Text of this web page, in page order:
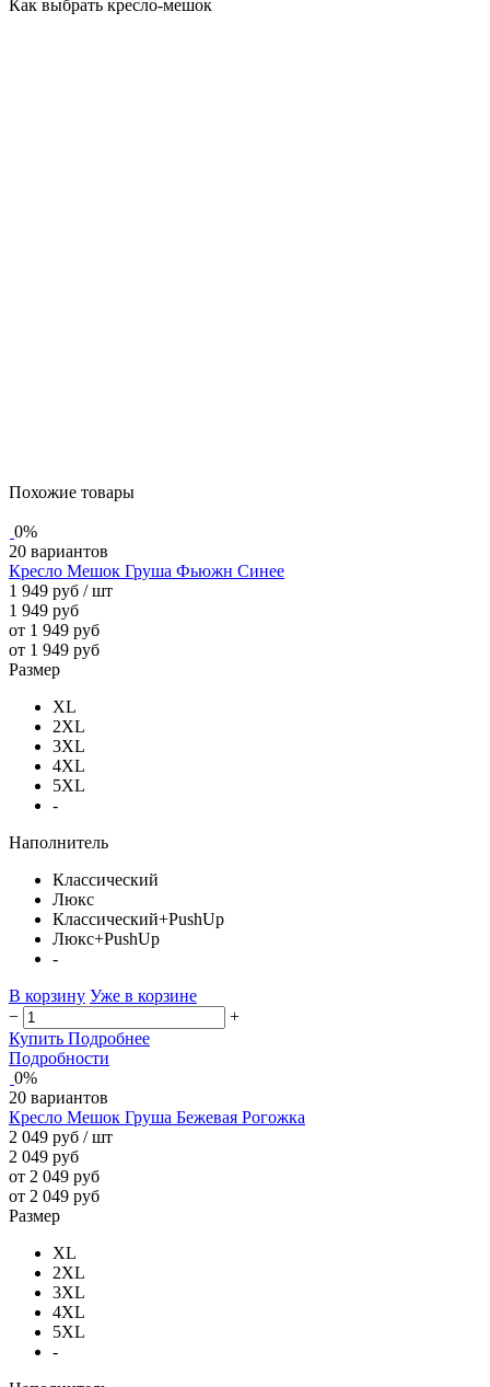
Как выбрать кресло-мешок
Похожие товары
0%
20 вариантов
Кресло Мешок Груша Фьюжн Синее
1 949 руб / шт
1 949 руб
от 1 949 руб
от 1 949 руб
Размер
XL
2XL
3XL
4XL
5XL
-
Наполнитель
Классический
Люкс
Классический+PushUp
Люкс+PushUp
-
В корзину Уже в корзине
−
+
Купить Подробнее
Подробности
0%
20 вариантов
Кресло Мешок Груша Бежевая Рогожка
2 049 руб / шт
2 049 руб
от 2 049 руб
от 2 049 руб
Размер
XL
2XL
3XL
4XL
5XL
-